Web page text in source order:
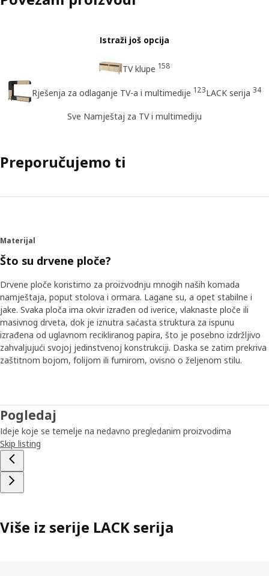
Istraži još opcija
TV klupe 158
Rješenja za odlaganje TV-a i multimedije 123LACK serija 34
Sve Namještaj za TV i multimediju
Preporučujemo ti
Materijal
Što su drvene ploče?
Drvene ploče koristimo za proizvodnju mnogih naših komada
namještaja, poput stolova i ormara. Lagane su, a opet stabilne i
jake. Svaka ploča ima okvir izrađen od iverice, vlaknaste ploče ili
masivnog drveta, dok je iznutra saćasta struktura za ispunu
izrađena od uglavnom recikliranog papira, što je posebno izdržljivo
zahvaljujući svojoj jedinstvenoj konstrukciji. Daska se zatim prekriva
zaštitnom bojom, folijom ili furnirom, ovisno o željenom stilu.
Pogledaj
Ideje koje se temelje na nedavno pregledanim proizvodima
Skip listing
Više iz serije LACK serija